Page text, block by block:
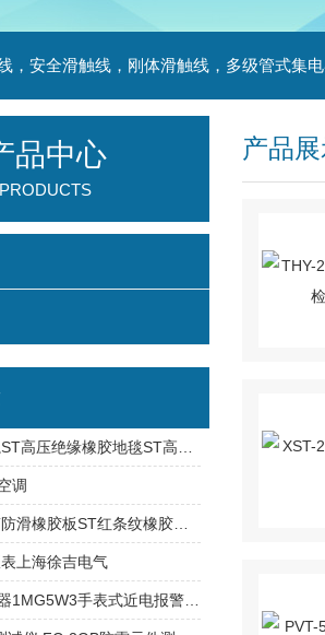
产品
品中心
PRODUCTS
调
上海徐吉电气